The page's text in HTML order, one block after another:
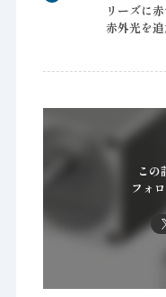
リーズに
赤外光を
この
フォ